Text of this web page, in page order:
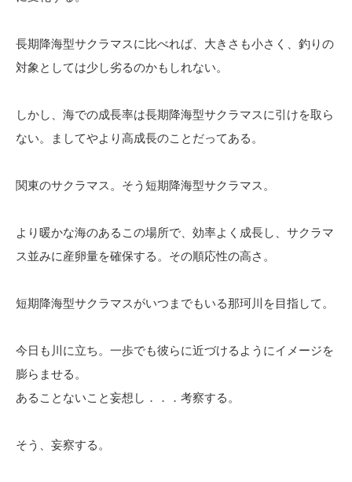
長期降海型サクラマスに比べれば、大きさも小さく、釣りの
対象としては少し劣るのかもしれない。
しかし、海での成長率は長期降海型サクラマスに引けを取ら
ない。ましてやより高成長のことだってある。
関東のサクラマス。そう短期降海型サクラマス。
より暖かな海のあるこの場所で、効率よく成長し、サクラマ
ス並みに産卵量を確保する。その順応性の高さ。
短期降海型サクラマスがいつまでもいる那珂川を目指して。
今日も川に立ち。一歩でも彼らに近づけるようにイメージを
膨らませる。
あることないこと妄想し．．．考察する。
そう、妄察する。